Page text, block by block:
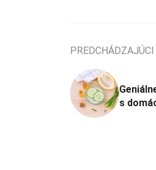
PREDCHÁDZAJÚCI
s